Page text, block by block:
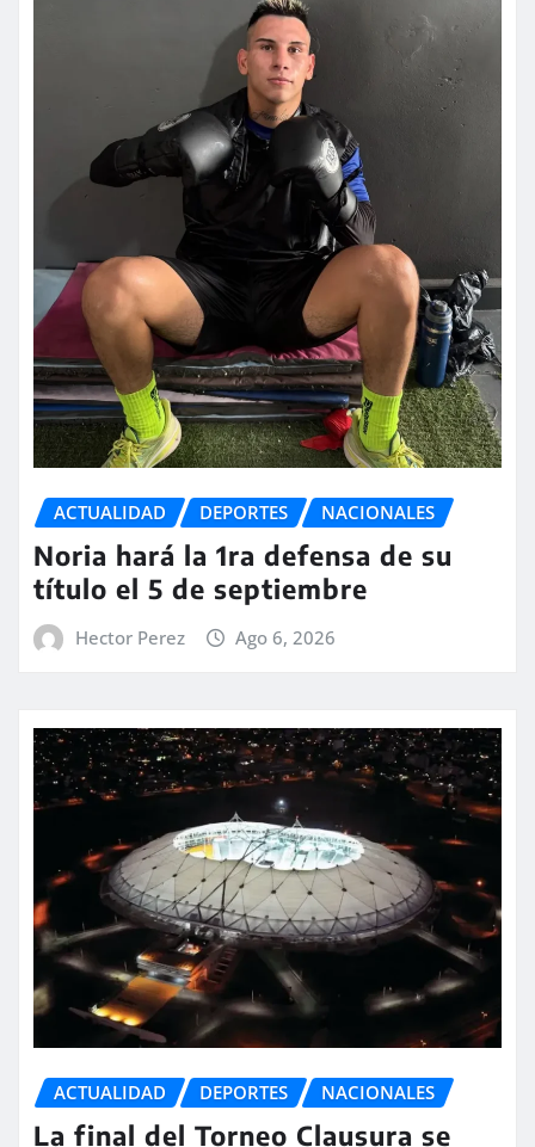
ACTUALIDAD DEPORTES NACIONALES
Noria hará la 1ra defensa de su
título el 5 de septiembre
Hector Perez Ago 6, 2026
ACTUALIDAD DEPORTES NACIONALES
La final del Torneo Clausura se